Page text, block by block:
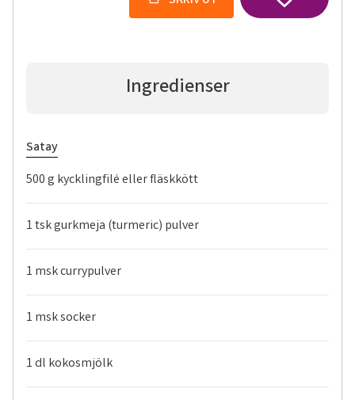
Ingredienser
Satay
500 g kycklingfilé eller fläskkött
1 tsk gurkmeja (turmeric) pulver
1 msk currypulver
1 msk socker
1 dl kokosmjölk